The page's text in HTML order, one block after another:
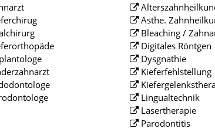
Ästhe.
Bleaching /
Digitales Röntgen
Dysgnathie
Kieferfehlstellung
Lingualtechnik
Lasertherapie
Parodontitis